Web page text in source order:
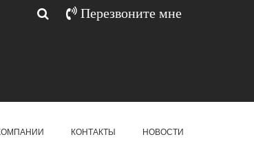
Перезвоните мне
КОНТАКТЫ НОВОСТИ